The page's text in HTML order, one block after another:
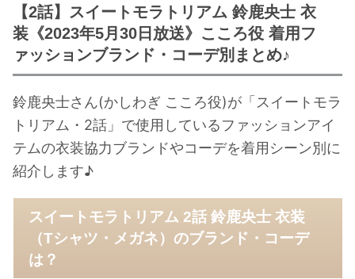
【2話】スイートモラトリアム 鈴鹿央士 衣
装《2023年5月30日放送》こころ役 着用フ
ァッションブランド・コーデ別まとめ♪
鈴鹿央士さん(かしわぎ こころ役)が「スイートモラ
トリアム・2話」で使用しているファッションアイ
テムの衣装協力ブランドやコーデを着用シーン別に
紹介します♪
スイートモラトリアム 2話 鈴鹿央士 衣装
（Tシャツ・メガネ）のブランド・コーデ
は？